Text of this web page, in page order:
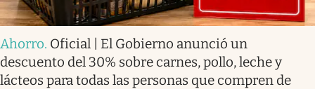
Ahorro. Oficial | El Gobierno anunció un
descuento del 30% sobre carnes, pollo, leche y
lácteos para todas las personas que compren de